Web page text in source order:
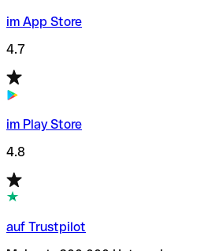
im App Store
4.7
im Play Store
4.8
auf Trustpilot